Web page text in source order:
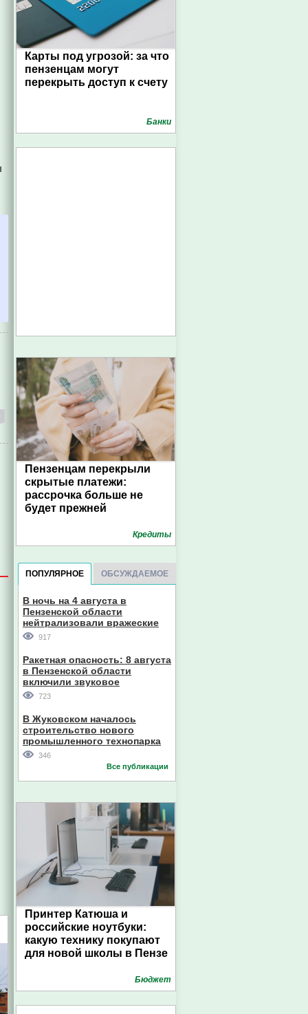
Карты под угрозой: за что
пензенцам могут
перекрыть доступ к счету
Банки
Пензенцам перекрыли
скрытые платежи:
рассрочка больше не
будет прежней
Кредиты
ПОПУЛЯРНОЕ ОБСУЖДАЕМОЕ
В ночь на 4 августа в
Пензенской области
нейтрализовали вражеские
дроны
917
Ракетная опасность: 8 августа
в Пензенской области
включили звуковое
оповещение
723
В Жуковском началось
строительство нового
промышленного технопарка
346
Все публикации
Принтер Катюша и
российские ноутбуки:
какую технику покупают
для новой школы в Пензе
Бюджет